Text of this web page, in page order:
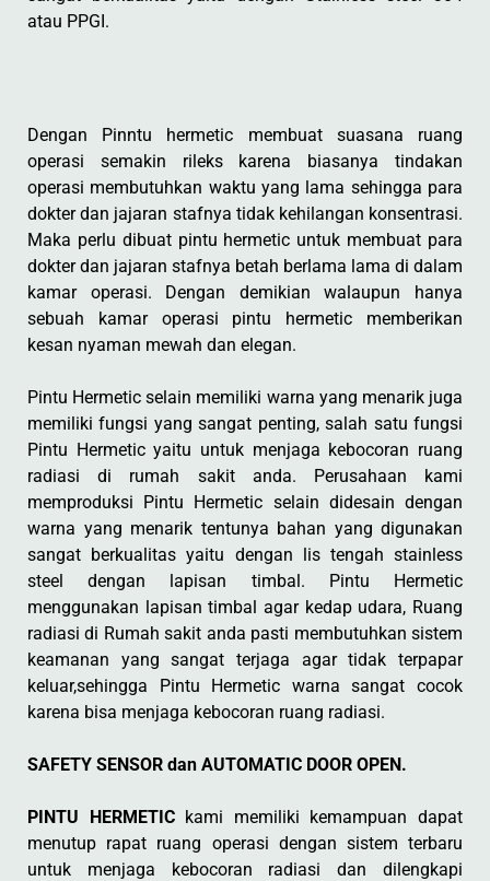
atau PPGI.
Dengan Pinntu hermetic membuat suasana ruang
operasi semakin rileks karena biasanya tindakan
operasi membutuhkan waktu yang lama sehingga para
dokter dan jajaran stafnya tidak kehilangan konsentrasi.
Maka perlu dibuat pintu hermetic untuk membuat para
dokter dan jajaran stafnya betah berlama lama di dalam
kamar operasi. Dengan demikian walaupun hanya
sebuah kamar operasi pintu hermetic memberikan
kesan nyaman mewah dan elegan.
Pintu Hermetic selain memiliki warna yang menarik juga
memiliki fungsi yang sangat penting, salah satu fungsi
Pintu Hermetic yaitu untuk menjaga kebocoran ruang
radiasi di rumah sakit anda. Perusahaan kami
memproduksi Pintu Hermetic selain didesain dengan
warna yang menarik tentunya bahan yang digunakan
sangat berkualitas yaitu dengan lis tengah stainless
steel dengan lapisan timbal. Pintu Hermetic
menggunakan lapisan timbal agar kedap udara, Ruang
radiasi di Rumah sakit anda pasti membutuhkan sistem
keamanan yang sangat terjaga agar tidak terpapar
keluar,sehingga Pintu Hermetic warna sangat cocok
karena bisa menjaga kebocoran ruang radiasi.
SAFETY SENSOR dan AUTOMATIC DOOR OPEN.
PINTU HERMETICkami memiliki kemampuan dapat
menutup rapat ruang operasi dengan sistem terbaru
untuk menjaga kebocoran radiasi dan dilengkapi